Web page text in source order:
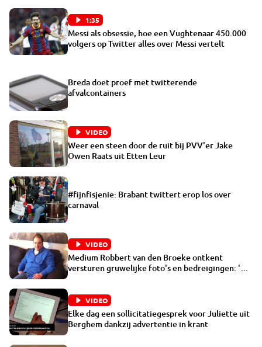
1:35
Messi als obsessie, hoe een Vughtenaar 450.000
volgers op Twitter alles over Messi vertelt
Breda doet proef met twitterende
afvalcontainers
VIDEO
Weer een steen door de ruit bij PVV'er Jake
Owen Raats uit Etten Leur
#fijnfisjenie: Brabant twittert erop los over
carnaval
VIDEO
Medium Robbert van den Broeke ontkent
versturen gruwelijke foto's en bedreigingen: 'Dit
VIDEO
Elke dag een sollicitatiegesprek voor Juliette uit
Berghem dankzij advertentie in krant